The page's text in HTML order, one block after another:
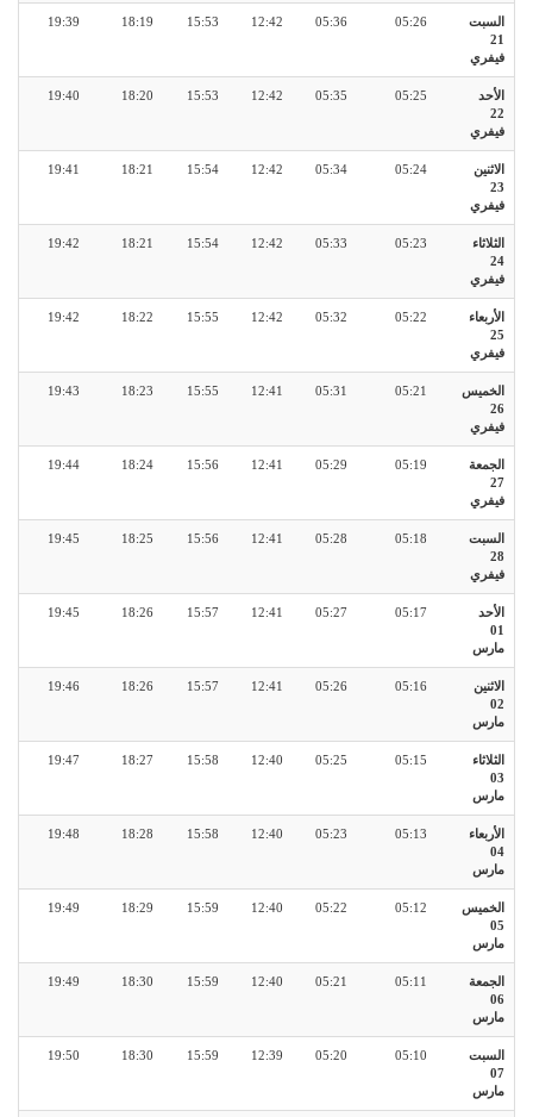
السبت
21
فيفري
05:26
05:36
12:42
15:53
18:19
19:39
الأحد
22
فيفري
05:25
05:35
12:42
15:53
18:20
19:40
الاثنين
23
فيفري
05:24
05:34
12:42
15:54
18:21
19:41
الثلاثاء
24
فيفري
05:23
05:33
12:42
15:54
18:21
19:42
الأربعاء
25
فيفري
05:22
05:32
12:42
15:55
18:22
19:42
الخميس
26
فيفري
05:21
05:31
12:41
15:55
18:23
19:43
الجمعة
27
فيفري
05:19
05:29
12:41
15:56
18:24
19:44
السبت
28
فيفري
05:18
05:28
12:41
15:56
18:25
19:45
الأحد
01
مارس
05:17
05:27
12:41
15:57
18:26
19:45
الاثنين
02
مارس
05:16
05:26
12:41
15:57
18:26
19:46
الثلاثاء
03
مارس
05:15
05:25
12:40
15:58
18:27
19:47
الأربعاء
04
مارس
05:13
05:23
12:40
15:58
18:28
19:48
الخميس
05
مارس
05:12
05:22
12:40
15:59
18:29
19:49
الجمعة
06
مارس
05:11
05:21
12:40
15:59
18:30
19:49
السبت
07
مارس
05:10
05:20
12:39
15:59
18:30
19:50